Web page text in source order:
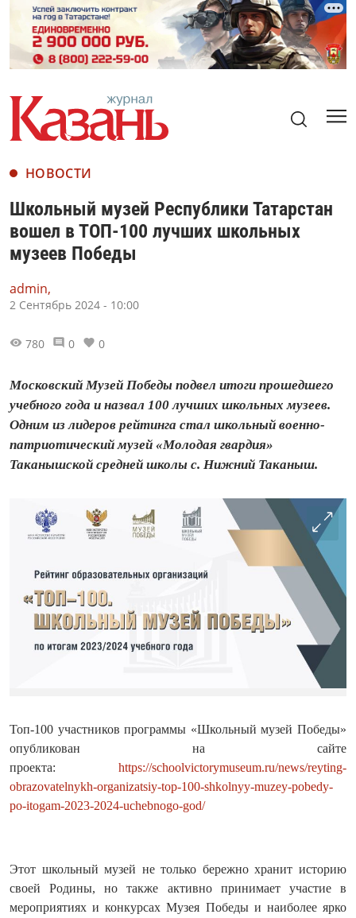
НОВОСТИ
Школьный музей Республики Татарстан
вошел в ТОП-100 лучших школьных
музеев Победы
admin,
2 Сентябрь 2024 - 10:00
780 0 0
Московский Музей Победы подвел итоги прошедшего
учебного года и назвал 100 лучших школьных музеев.
Одним из лидеров рейтинга стал школьный военно-
патриотический музей «Молодая гвардия»
Таканышской средней школы с. Нижний Таканыш.
Топ-100 участников программы «Школьный музей Победы»
опубликован на сайте
проекта: https://schoolvictorymuseum.ru/news/reyting-
obrazovatelnykh-organizatsiy-top-100-shkolnyy-muzey-pobedy-
po-itogam-2023-2024-uchebnogo-god/
Этот школьный музей не только бережно хранит историю
своей Родины, но также активно принимает участие в
мероприятиях и конкурсах Музея Победы и наиболее ярко